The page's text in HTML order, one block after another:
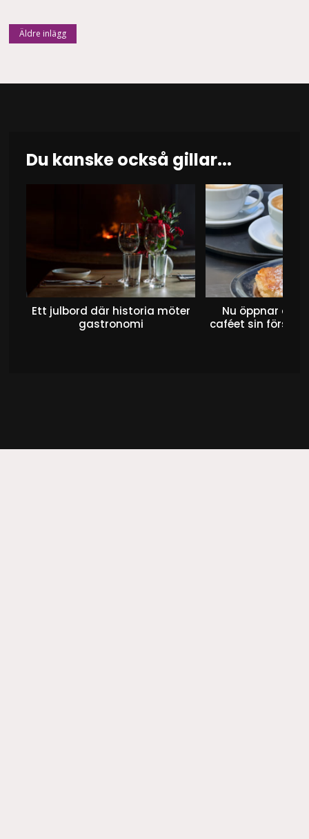
Inläggsnavigering
Äldre inlägg
Du kanske också gillar...
Ett julbord där historia möter
gastronomi
Nu öppnar det
caféet sin första